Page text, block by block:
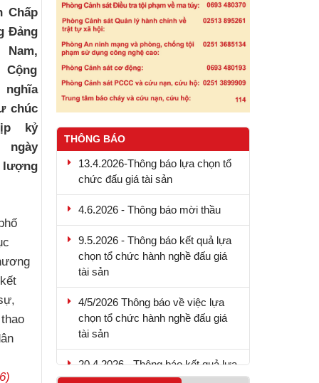
Chấp
Đảng
chúc
kỷ
lượng
THÔNG BÁO
13.4.2026-Thông báo lựa chọn tổ
chức đấu giá tài sản
chọn tổ chức hành nghề đấu giá
tài sản
chọn tổ chức hành nghề đấu giá
tài sản